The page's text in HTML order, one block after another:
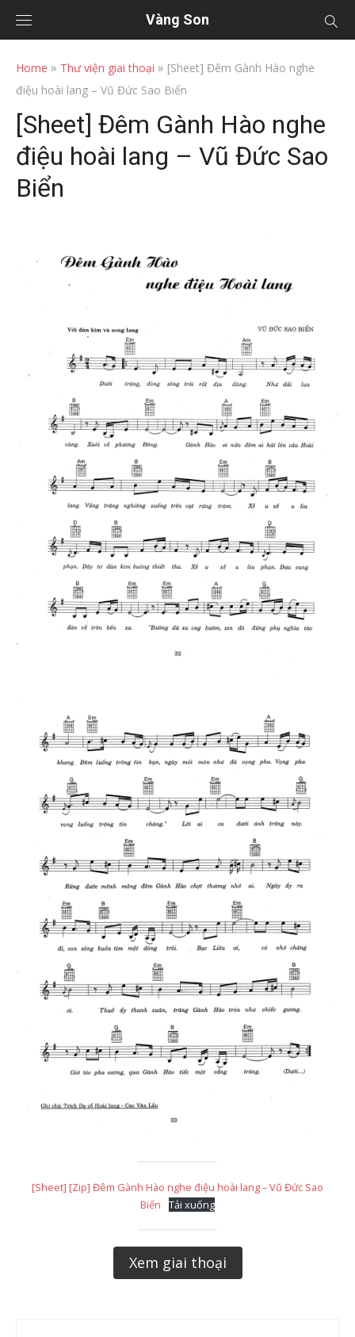
Vàng Son
Home » Thư viện giai thoại » [Sheet] Đêm Gành Hào nghe
điệu hoài lang – Vũ Đức Sao Biển
[Sheet] Đêm Gành Hào nghe
điệu hoài lang – Vũ Đức Sao
Biển
[Sheet] [Zip] Đêm Gành Hào nghe điệu hoài lang – Vũ Đức Sao
Biển
Tải xuống
Xem giai thoại